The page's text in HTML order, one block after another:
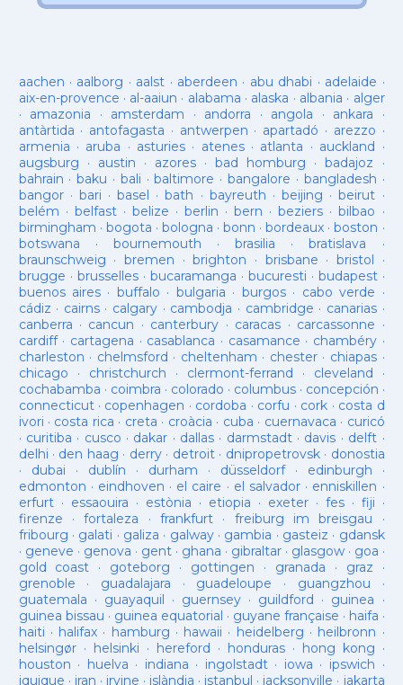
aachen · aalborg · aalst · aberdeen · abu dhabi · adelaide ·
aix-en-provence · al-aaiun · alabama · alaska · albania · alger
· amazonia · amsterdam · andorra · angola · ankara ·
antàrtida · antofagasta · antwerpen · apartadó · arezzo ·
armenia · aruba · asturies· atenes· atlanta · auckland ·
augsburg · austin · azores·bad homburg ·badajoz ·
bahrain ·baku · bali ·baltimore ·bangalore · bangladesh ·
bangor· bari ·basel ·bath · bayreuth ·beijing ·beirut ·
belém · belfast· belize · berlin ·bern ·beziers ·bilbao ·
birmingham · bogota · bologna ·bonn ·bordeaux ·boston ·
botswana · bournemouth ·brasilia ·bratislava ·
braunschweig · bremen ·brighton · brisbane · bristol ·
brugge · brusselles· bucaramanga · bucuresti · budapest·
buenos aires· buffalo · bulgaria · burgos· cabo verde ·
cádiz · cairns· calgary · cambodja · cambridge · canarias·
canberra · cancun · canterbury · caracas · carcassonne ·
cardiff· cartagena · casablanca · casamance · chambéry·
charleston · chelmsford · cheltenham · chester· chiapas ·
chicago · christchurch · clermont-ferrand · cleveland ·
cochabamba · coimbra · colorado · columbus· concepción ·
connecticut· copenhagen · cordoba · corfu · cork · costa d
ivori · costa rica · creta · croàcia · cuba · cuernavaca · curicó
· curitiba · cusco · dakar · dallas · darmstadt· davis · delft ·
delhi · den haag · derry· detroit· dnipropetrovsk· donostia
· dubai · dublín · durham · düsseldorf· edinburgh ·
edmonton · eindhoven · el caire · el salvador · enniskillen ·
erfurt· essaouira · estònia · etiopia · exeter· fes· fiji ·
firenze ·fortaleza · frankfurt· freiburg im breisgau ·
fribourg · galati · galiza · galway· gambia · gasteiz · gdansk
· geneve · genova · gent· ghana · gibraltar· glasgow· goa ·
gold coast · goteborg · gottingen · granada · graz ·
grenoble · guadalajara · guadeloupe · guangzhou ·
guatemala · guayaquil · guernsey· guildford · guinea ·
guinea bissau · guinea equatorial · guyane française · haifa ·
haiti · halifax · hamburg · hawaii · heidelberg · heilbronn ·
helsingør· helsinki · hereford · honduras· hong kong ·
houston · huelva · indiana · ingolstadt· iowa · ipswich ·
iquique · iran · irvine · islàndia · istanbul · jacksonville · jakarta